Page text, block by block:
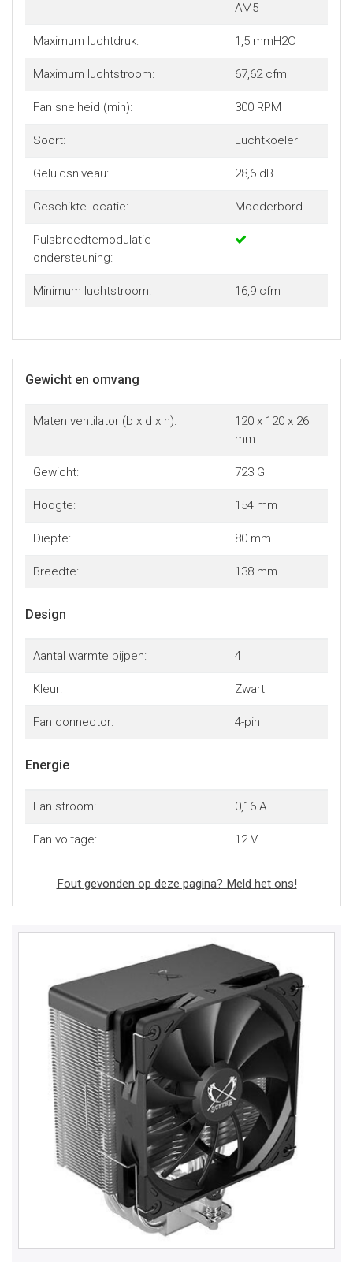
AM5
Maximum luchtdruk: 1,5 mmH2O
Maximum luchtstroom: 67,62 cfm
Fan snelheid (min): 300 RPM
Soort: Luchtkoeler
Geluidsniveau: 28,6 dB
Geschikte locatie: Moederbord
Pulsbreedtemodulatie-
ondersteuning:
Minimum luchtstroom: 16,9 cfm
Gewicht en omvang
Maten ventilator (b x d x h):
120 x 120 x 26
mm
Gewicht: 723 G
Hoogte: 154 mm
Diepte: 80 mm
Breedte: 138 mm
Design
Aantal warmte pijpen: 4
Kleur: Zwart
Fan connector: 4-pin
Energie
Fan stroom: 0,16 A
Fan voltage: 12 V
Fout gevonden op deze pagina? Meld het ons!